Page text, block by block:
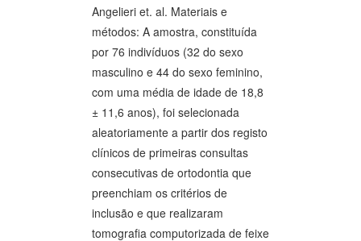
Angelieri et. al. Materiais e
métodos: A amostra, constituída
por 76 indivíduos (32 do sexo
masculino e 44 do sexo feminino,
com uma média de idade de 18,8
± 11,6 anos), foi selecionada
aleatoriamente a partir dos registo
clínicos de primeiras consultas
consecutivas de ortodontia que
preenchiam os critérios de
inclusão e que realizaram
tomografia computorizada de feixe